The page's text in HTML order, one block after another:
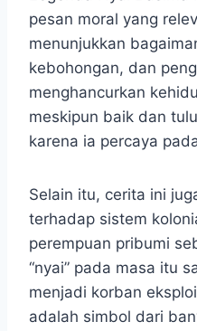
pesan moral yang
menunjukkan
kebohongan, dan
menghancurkan
meskipun baik dan
karena ia percaya
Selain itu, cerita ini
terhadap sistem
perempuan pribumi
“nyai” pada masa itu
menjadi korban
adalah simbol dari